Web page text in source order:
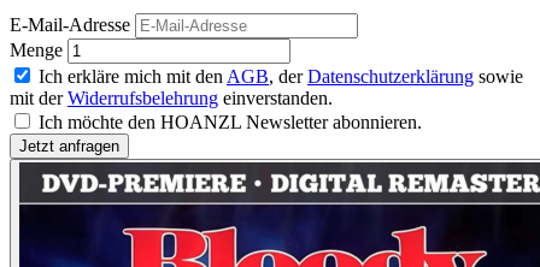
E-Mail-Adresse
Menge
Ich erkläre mich mit den AGB, derDatenschutzerklärung sowie
mit derWiderrufsbelehrung einverstanden.
Ich möchte den HOANZL Newsletter abonnieren.